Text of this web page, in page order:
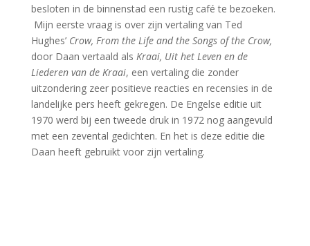
besloten in de binnenstad een rustig café te bezoeken.
Mijn eerste vraag is over zijn vertaling van Ted
Hughes’ Crow, From the Life and the Songs of the Crow,
door Daan vertaald als Kraai, Uit het Leven en de
Liederen van de Kraai, een vertaling die zonder
uitzondering zeer positieve reacties en recensies in de
landelijke pers heeft gekregen. De Engelse editie uit
1970 werd bij een tweede druk in 1972 nog aangevuld
met een zevental gedichten. En het is deze editie die
Daan heeft gebruikt voor zijn vertaling.